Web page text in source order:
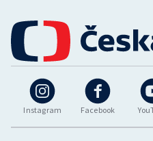
Instagram Facebook